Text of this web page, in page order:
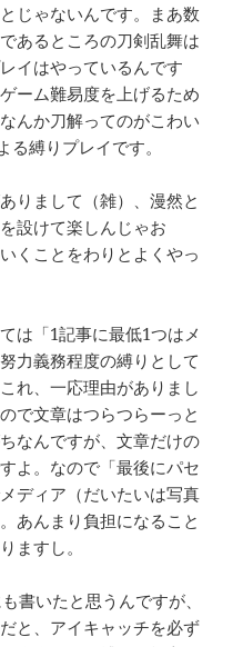
じゃないんです。まあ数
あるところの刀剣乱舞は
イはやっているんです
ーム難易度を上げるため
んか刀解ってのがこわい
縛りプレイです。
りまして（雑）、漫然と
設けて楽しんじゃお
くことをわりとよくやっ
は「1記事に最低1つはメ
力義務程度の縛りとして
れ、一応理由がありまし
で文章はつらつらーっと
なんですが、文章だけの
よ。なので「最後にパセ
ディア（だいたいは写真
あんまり負担になること
ますし。
書いたと思うんですが、
と、アイキャッチを必ず